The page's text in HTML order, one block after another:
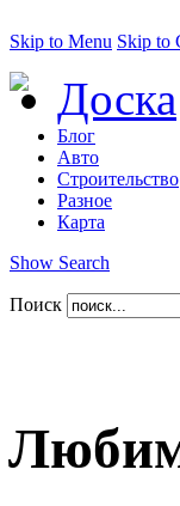
Skip to Menu Skip to
Доска
Блог
Авто
Строительство
Разное
Карта
Show Search
Поиск